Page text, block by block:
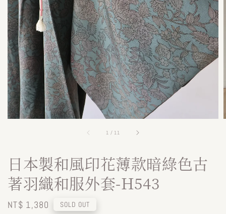
1 / 11
日本製和風印花薄款暗綠色古
著羽織和服外套-H543
Regular
NT$ 1,380 SOLD OUT